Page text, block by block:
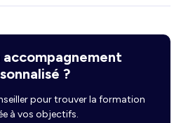
accompagnement
?
pour trouver la formation
à vos objectifs.